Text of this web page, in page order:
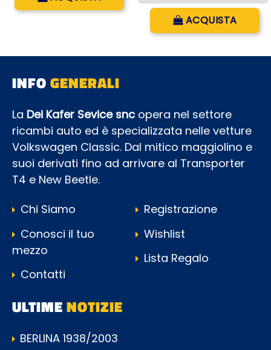
ACQUISTA
INFOGENERALI
La Dei Kafer Sevice snc opera nel settore
ricambi auto ed è specializzata nelle vetture
Volkswagen Classic. Dal mitico maggiolino e
suoi derivati fino ad arrivare al Transporter
T4 e New Beetle.
Chi Siamo
Conosci il tuo
mezzo
Contatti
Registrazione
Wishlist
Lista Regalo
ULTIMENOTIZIE
BERLINA 1938/2003